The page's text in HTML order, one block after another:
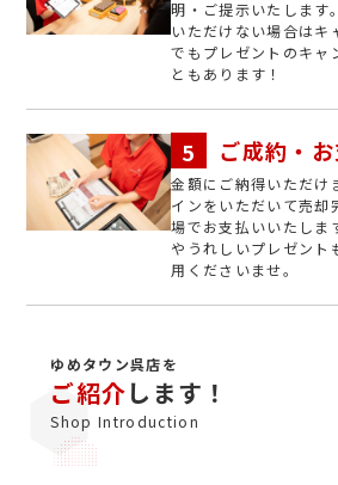
明・ご提示いたします
いただけない場合はキ
でもプレゼントのキャ
ともあります！
ご成約・
金額にご納得いただけ
インをいただいて売却
場でお支払いいたしま
やうれしいプレゼント
用くださいませ。
ゆめタウン呉店を
ご紹介します！
Shop Introduction